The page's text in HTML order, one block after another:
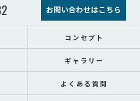
お問い合わせはこちら
コンセプト
ギャラリー
よくある質問